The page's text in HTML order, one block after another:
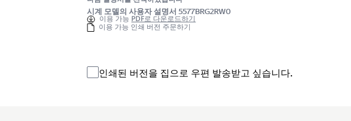
시계 모델의 사용자 설명서 5577BRG2RW0
이용 가능 PDF로 다운로드하기
이용 가능 인쇄 버전 주문하기
인쇄된 버전을 집으로 우편 발송받고 싶습니다.